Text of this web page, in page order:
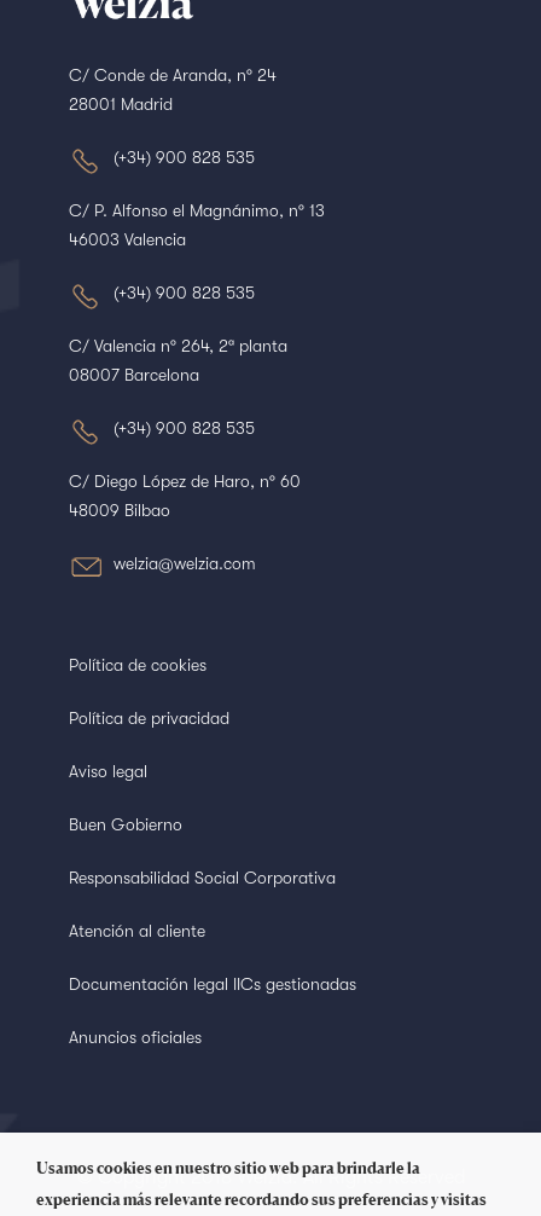
C/ Conde de Aranda, nº 24
28001 Madrid
(+34) 900 828 535
C/ P. Alfonso el Magnánimo, nº 13
46003 Valencia
(+34) 900 828 535
C/ Valencia nº 264, 2ª planta
08007 Barcelona
(+34) 900 828 535
C/ Diego López de Haro, nº 60
48009 Bilbao
welzia@welzia.com
Política de cookies
Política de privacidad
Aviso legal
Buen Gobierno
Responsabilidad Social Corporativa
Atención al cliente
Documentación legal IICs gestionadas
Anuncios oficiales
© Copyright 2018 Welzia. All Rights Reserved
Usamos cookies en nuestro sitio web para brindarle la
experiencia más relevante recordando sus preferencias y visitas